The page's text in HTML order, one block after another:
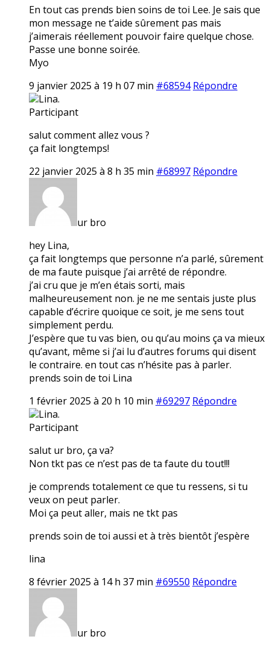
En tout cas prends bien soins de toi Lee. Je sais que
mon message ne t’aide sûrement pas mais
j’aimerais réellement pouvoir faire quelque chose.
Passe une bonne soirée.
Myo
9 janvier 2025 à 19 h 07 min #68594 Répondre
Lina.
Participant
salut comment allez vous ?
ça fait longtemps!
22 janvier 2025 à 8 h 35 min #68997 Répondre
ur bro
hey Lina,
ça fait longtemps que personne n’a parlé, sûrement
de ma faute puisque j’ai arrêté de répondre.
j’ai cru que je m’en étais sorti, mais
malheureusement non. je ne me sentais juste plus
capable d’écrire quoique ce soit, je me sens tout
simplement perdu.
J’espère que tu vas bien, ou qu’au moins ça va mieux
qu’avant, même si j’ai lu d’autres forums qui disent
le contraire. en tout cas n’hésite pas à parler.
prends soin de toi Lina
1 février 2025 à 20 h 10 min #69297 Répondre
Lina.
Participant
salut ur bro, ça va?
Non tkt pas ce n’est pas de ta faute du tout!!!
je comprends totalement ce que tu ressens, si tu
veux on peut parler.
Moi ça peut aller, mais ne tkt pas
prends soin de toi aussi et à très bientôt j’espère
lina
8 février 2025 à 14 h 37 min #69550 Répondre
ur bro